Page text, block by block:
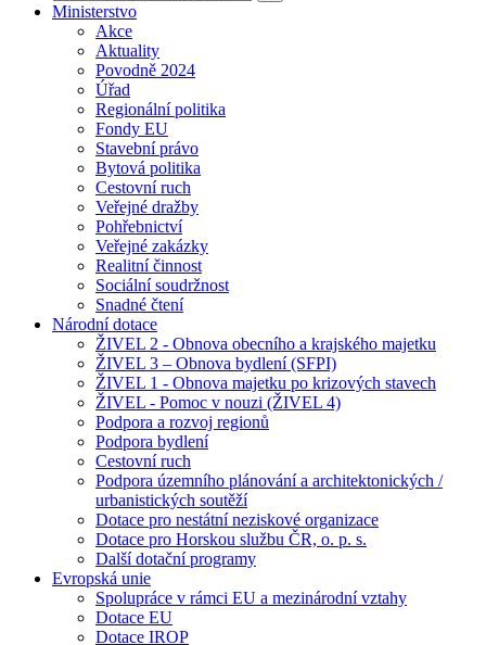
Ministerstvo
Akce
Aktuality
Povodně 2024
Úřad
Regionální politika
Fondy EU
Stavební právo
Bytová politika
Cestovní ruch
Veřejné dražby
Pohřebnictví
Veřejné zakázky
Realitní činnost
Sociální soudržnost
Snadné čtení
Národní dotace
ŽIVEL 2 - Obnova obecního a krajského majetku
ŽIVEL 3 – Obnova bydlení (SFPI)
ŽIVEL 1 - Obnova majetku po krizových stavech
ŽIVEL - Pomoc v nouzi (ŽIVEL 4)
Podpora a rozvoj regionů
Podpora bydlení
Cestovní ruch
Podpora územního plánování a architektonických /
urbanistických soutěží
Dotace pro nestátní neziskové organizace
Dotace pro Horskou službu ČR, o. p. s.
Další dotační programy
Evropská unie
Spolupráce v rámci EU a mezinárodní vztahy
Dotace EU
Dotace IROP